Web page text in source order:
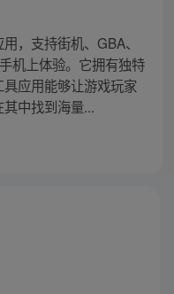
，支持街机、GBA、
机上体验。它拥有独特
应用能够让游戏玩家
中找到海量...